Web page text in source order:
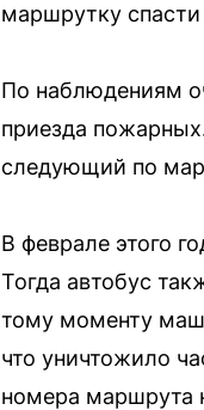
маршрутку
По наблюдениям
приезда
следующий по
В феврале этого
Тогда автобус
тому моменту
что уничтожило
номера маршрута